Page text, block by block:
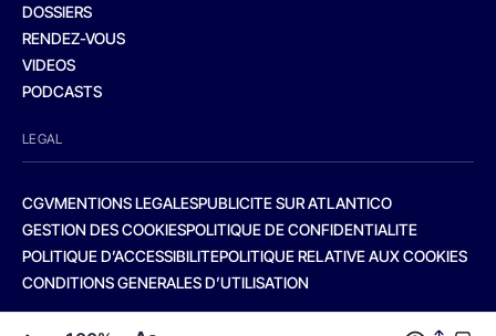
DOSSIERS
RENDEZ-VOUS
VIDEOS
PODCASTS
LEGAL
CGVMENTIONS LEGALESPUBLICITE SUR ATLANTICO
GESTION DES COOKIESPOLITIQUE DE CONFIDENTIALITE
POLITIQUE D’ACCESSIBILITEPOLITIQUE RELATIVE AUX COOKIES
CONDITIONS GENERALES D’UTILISATION